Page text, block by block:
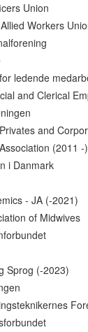
Union
Workers
ledende
and Clerical
and
(2011 -)
i Danmark
- JA (-2021)
of Midwives
Sprog (-2023)